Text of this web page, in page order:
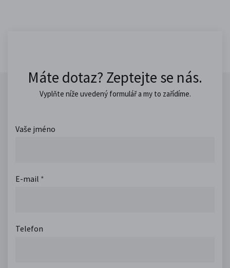
Máte dotaz? Zeptejte se nás.
Vyplňte níže uvedený formulář a my to zařídíme.
Vaše jméno
E-mail *
Telefon